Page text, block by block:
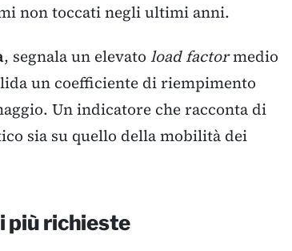
non toccati negli ultimi anni.
, segnala un elevato load factormedio
un coefficiente di riempimento
Un indicatore che racconta di
sia su quello della mobilità dei
più richieste